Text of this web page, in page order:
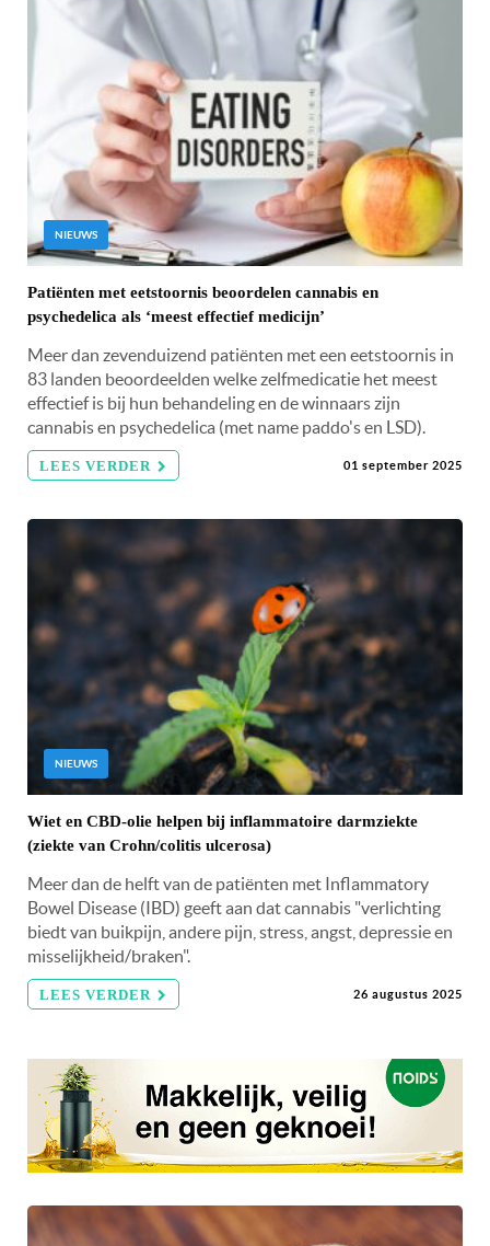
NIEUWS
Patiënten met eetstoornis beoordelen cannabis en
psychedelica als ‘meest effectief medicijn’
Meer dan zevenduizend patiënten met een eetstoornis in
83 landen beoordeelden welke zelfmedicatie het meest
effectief is bij hun behandeling en de winnaars zijn
cannabis en psychedelica (met name paddo's en LSD).
LEES VERDER 01 september 2025
NIEUWS
Wiet en CBD-olie helpen bij inflammatoire darmziekte
(ziekte van Crohn/colitis ulcerosa)
Meer dan de helft van de patiënten met Inflammatory
Bowel Disease (IBD) geeft aan dat cannabis "verlichting
biedt van buikpijn, andere pijn, stress, angst, depressie en
misselijkheid/braken".
LEES VERDER 26 augustus 2025